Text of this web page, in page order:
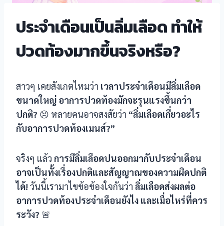
ประจำเดือนเป็นลิ่มเลือด ทำให้
ปวดท้องมากขึ้นจริงหรือ?
สาวๆ เคยสังเกตไหมว่า เวลาประจำเดือนมีลิ่มเลือด
ขนาดใหญ่ อาการปวดท้องมักจะรุนแรงขึ้นกว่า
ปกติ? 😣 หลายคนอาจสงสัยว่า “ลิ่มเลือดเกี่ยวอะไร
กับอาการปวดท้องเมนส์?”
จริงๆ แล้ว การมีลิ่มเลือดปนออกมากับประจำเดือน
อาจเป็นทั้งเรื่องปกติและสัญญาณของความผิดปกติ
ได้! วันนี้เรามาไขข้อข้องใจกันว่า ลิ่มเลือดส่งผลต่อ
อาการปวดท้องประจำเดือนยังไง และเมื่อไหร่ที่ควร
ระวัง? 🚨